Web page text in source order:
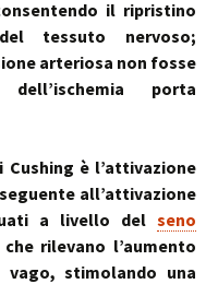
il ripristino
tessuto nervoso;
arteriosa non fosse
porta
Cushing è l’attivazione
all’attivazione
a livello del seno
rilevano l’aumento
stimolando una